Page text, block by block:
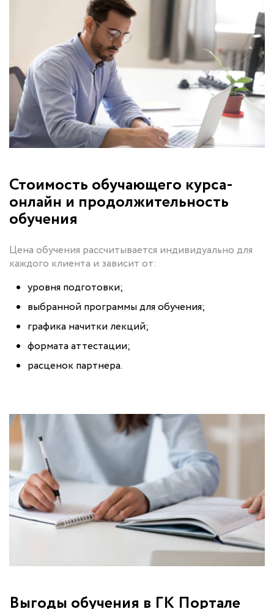
Стоимость обучающего курса-
онлайн и продолжительность
обучения
Цена обучения рассчитывается индивидуально для
каждого клиента и зависит от:
уровня подготовки;
выбранной программы для обучения;
графика начитки лекций;
формата аттестации;
расценок партнера.
Выгоды обучения в ГК Портале